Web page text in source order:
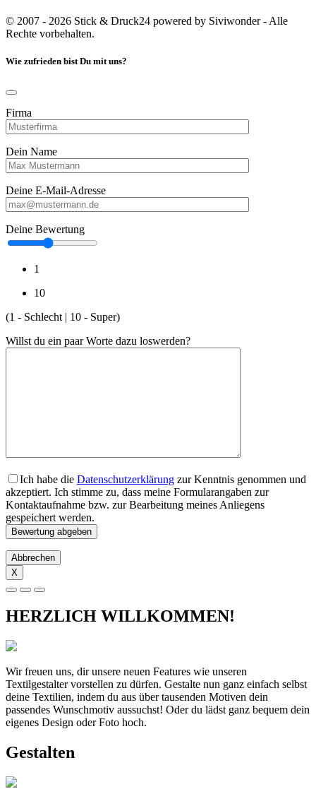
© 2007 - 2026 Stick & Druck24 powered by Siviwonder - Alle
Rechte vorbehalten.
Wie zufrieden bist Du mit uns?
Firma
Dein Name
Deine E-Mail-Adresse
Deine Bewertung
1
10
(1 - Schlecht | 10 - Super)
Willst du ein paar Worte dazu loswerden?
Ich habe die Datenschutzerklärung zur Kenntnis genommen und
akzeptiert. Ich stimme zu, dass meine Formularangaben zur
Kontaktaufnahme bzw. zur Bearbeitung meines Anliegens
gespeichert werden.
Abbrechen
X
HERZLICH WILLKOMMEN!
Wir freuen uns, dir unsere neuen Features wie unseren
Textilgestalter vorstellen zu dürfen. Gestalte nun ganz einfach selbst
deine Textilien, indem du aus über tausenden Motiven dein
passendes Wunschmotiv aussuchst! Oder du lädst ganz bequem dein
eigenes Design oder Foto hoch.
Gestalten